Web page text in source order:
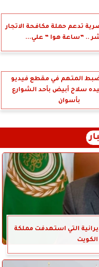
تدعم حملة مكافحة الاتجار
.. ”ساعة هوا ” علي...
المتهم في مقطع فيديو
سلاح أبيض بأحد الشوارع
بأسوان
التي استهدفت مملكة
الكويت